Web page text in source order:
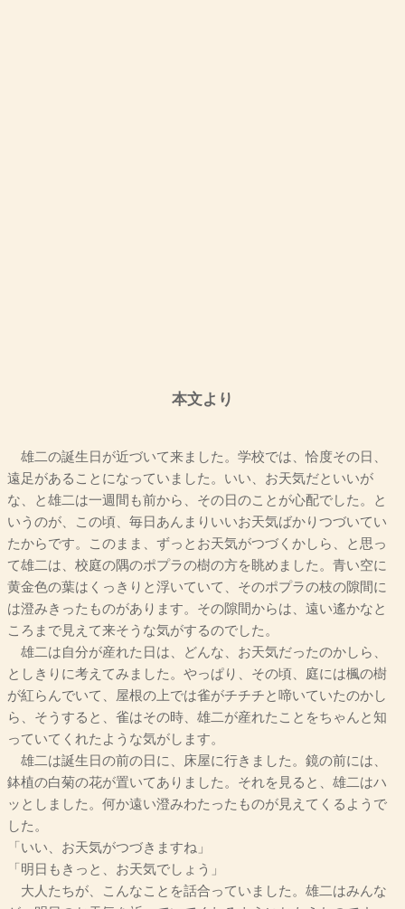
本文より
雄二の誕生日が近づいて来ました。学校では、恰度その日、
遠足があることになっていました。いい、お天気だといいが
な、と雄二は一週間も前から、その日のことが心配でした。と
いうのが、この頃、毎日あんまりいいお天気ばかりつづいてい
たからです。このまま、ずっとお天気がつづくかしら、と思っ
て雄二は、校庭の隅のポプラの樹の方を眺めました。青い空に
黄金色の葉はくっきりと浮いていて、そのポプラの枝の隙間に
は澄みきったものがあります。その隙間からは、遠い遙かなと
ころまで見えて来そうな気がするのでした。
雄二は自分が産れた日は、どんな、お天気だったのかしら、
としきりに考えてみました。やっぱり、その頃、庭には楓の樹
が紅らんでいて、屋根の上では雀がチチチと啼いていたのかし
ら、そうすると、雀はその時、雄二が産れたことをちゃんと知
っていてくれたような気がします。
雄二は誕生日の前の日に、床屋に行きました。鏡の前には、
鉢植の白菊の花が置いてありました。それを見ると、雄二はハ
ッとしました。何か遠い澄みわたったものが見えてくるようで
した。
「いい、お天気がつづきますね」
「明日もきっと、お天気でしょう」
大人たちが、こんなことを話合っていました。雄二はみんな